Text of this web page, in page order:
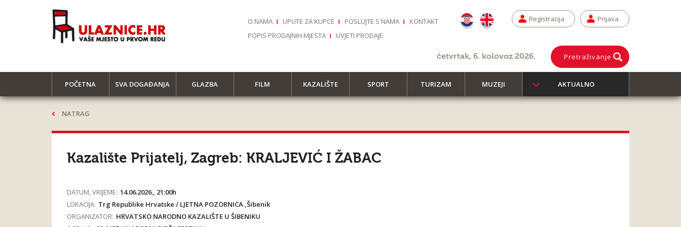
O NAMA UPUTE ZA KUPCE POSLUJTE S NAMA
KONTAKT
POPIS PRODAJNIH MJESTA
UVJETI PRODAJE
Registracija Prijava
četvrtak, 6. kolovoz 2026. Pretraživanje
POČETNA SVA DOGAĐANJA GLAZBA FILM KAZALIŠTE SPORT TURIZAM MUZEJI AKTUALNO
NATRAG
Kazalište Prijatelj, Zagreb: KRALJEVIĆ I ŽABAC
DATUM, VRIJEME: 14.06.2026., 21:00h
LOKACIJA: Trg Republike Hrvatske / LJETNA POZORNICA ,Šibenik
ORGANIZATOR: HRVATSKO NARODNO KAZALIŠTE U ŠIBENIKU